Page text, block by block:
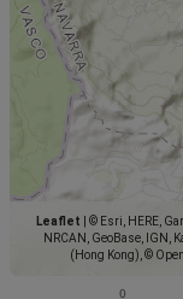
Leaflet
© Esri, HERE,
NRCAN, GeoBase, IGN,
(Hong Kong), ©